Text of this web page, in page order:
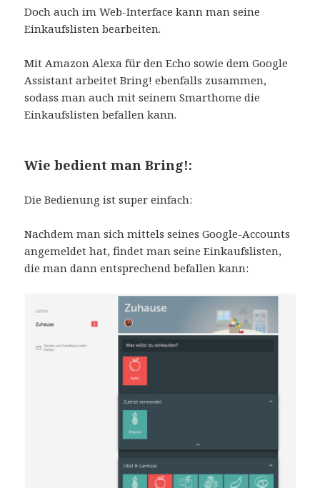
Doch auch im Web-Interface kann man seine
Einkaufslisten bearbeiten.
Mit Amazon Alexa für den Echo sowie dem Google
Assistant arbeitet Bring! ebenfalls zusammen,
sodass man auch mit seinem Smarthome die
Einkaufslisten befallen kann.
Wie bedient man Bring!:
Die Bedienung ist super einfach:
Nachdem man sich mittels seines Google-Accounts
angemeldet hat, findet man seine Einkaufslisten,
die man dann entsprechend befallen kann: